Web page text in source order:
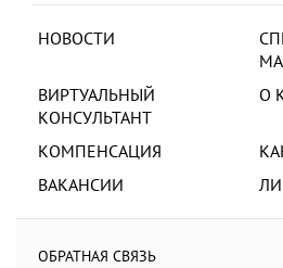
НОВОСТИ
ВИРТУАЛЬНЫЙ
КОНСУЛЬТАНТ
О
КОМПЕНСАЦИЯ
ВАКАНСИИ
ОБРАТНАЯ СВЯЗЬ